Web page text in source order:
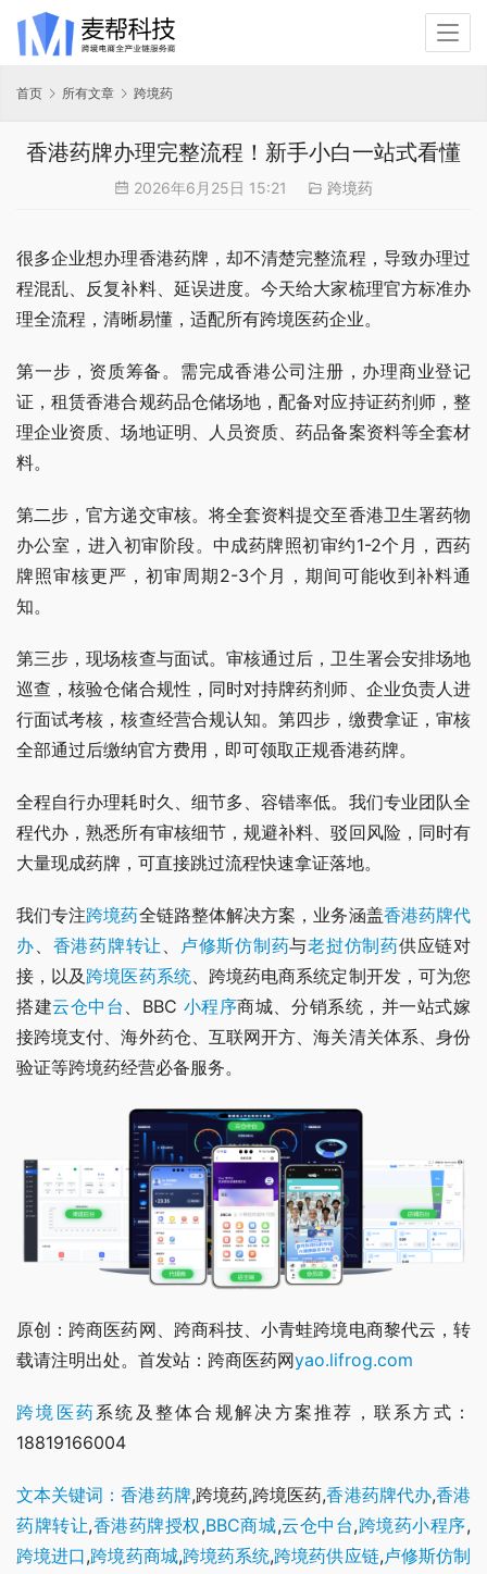
首页 所有文章 跨境药
香港药牌办理完整流程！新手小白一站式看懂
2026年6月25日 15:21 跨境药
很多企业想办理香港药牌，却不清楚完整流程，导致办理过
程混乱、反复补料、延误进度。今天给大家梳理官方标准办
理全流程，清晰易懂，适配所有跨境医药企业。
第一步，资质筹备。需完成香港公司注册，办理商业登记
证，租赁香港合规药品仓储场地，配备对应持证药剂师，整
理企业资质、场地证明、人员资质、药品备案资料等全套材
料。
第二步，官方递交审核。将全套资料提交至香港卫生署药物
办公室，进入初审阶段。中成药牌照初审约1-2个月，西药
牌照审核更严，初审周期2-3个月，期间可能收到补料通
知。
第三步，现场核查与面试。审核通过后，卫生署会安排场地
巡查，核验仓储合规性，同时对持牌药剂师、企业负责人进
行面试考核，核查经营合规认知。第四步，缴费拿证，审核
全部通过后缴纳官方费用，即可领取正规香港药牌。
全程自行办理耗时久、细节多、容错率低。我们专业团队全
程代办，熟悉所有审核细节，规避补料、驳回风险，同时有
大量现成药牌，可直接跳过流程快速拿证落地。
我们专注跨境药全链路整体解决方案，业务涵盖香港药牌代
办、 香港药牌转让 、 卢修斯仿制药与老挝仿制药供应链对
接，以及 跨境医药系统、跨境药电商系统定制开发，可为您
搭建云仓中台 、BBC 小程序商城、分销系统，并一站式嫁
接跨境支付、海外药仓、互联网开方、海关清关体系、身份
验证等跨境药经营必备服务。
原创：跨商医药网、跨商科技、小青蛙跨境电商黎代云，转
载请注明出处。首发站：跨商医药网yao.lifrog.com
跨境医药系统及整体合规解决方案推荐，联系方式：
18819166004
文本关键词：香港药牌,跨境药,跨境医药,香港药牌代办,香港
药牌转让,香港药牌授权,BBC商城,云仓中台,跨境药小程序,
跨境进口,跨境药商城,跨境药系统,跨境药供应链,卢修斯仿制